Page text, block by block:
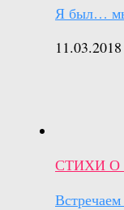
Я был…
11.03.2018
СТИХИ О